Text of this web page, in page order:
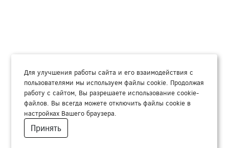
Для улучшения работы сайта и его взаимодействия с
пользователями мы используем файлы cookie. Продолжая
работу с сайтом, Вы разрешаете использование cookie-
файлов. Вы всегда можете отключить файлы cookie в
настройках Вашего браузера.
Принять